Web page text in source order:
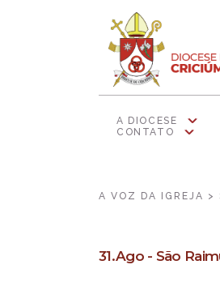
A DIOCESE
CONTATO
A VOZ DA IGREJA >
31.Ago - São